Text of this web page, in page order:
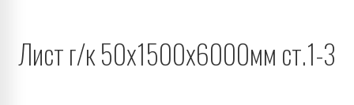
Лист г/к 50х1500х6000мм ст.1-3